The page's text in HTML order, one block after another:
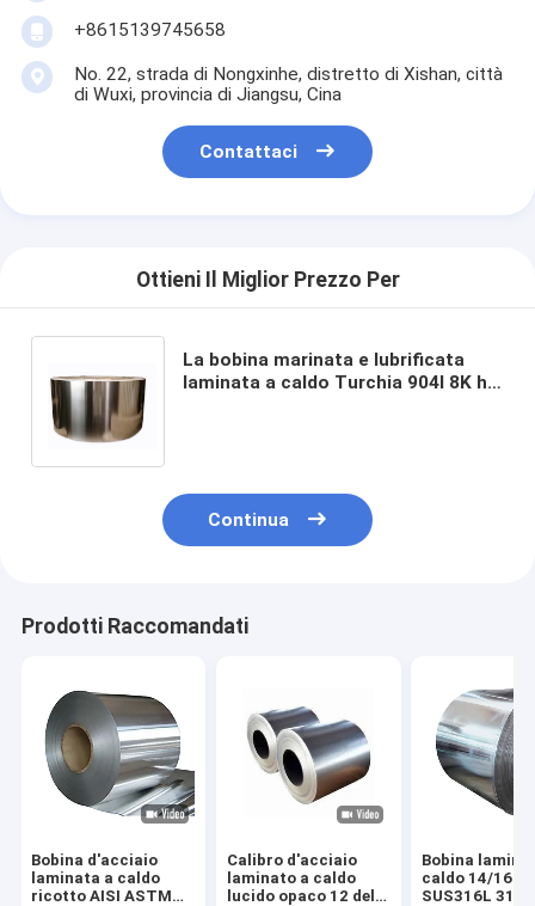
+8615139745658
No. 22, strada di Nongxinhe, distretto di Xishan, città
di Wuxi, provincia di Jiangsu, Cina
Contattaci
Ottieni Il Miglior Prezzo Per
La bobina marinata e lubrificata
laminata a caldo Turchia 904l 8K ha
Continua
Prodotti Raccomandati
Bobina d'acciaio
laminata a caldo
ricotto AISI ASTM
Calibro d'acciaio
laminato a caldo
lucido opaco 12 della
Bobina
caldo 14/
SUS316L